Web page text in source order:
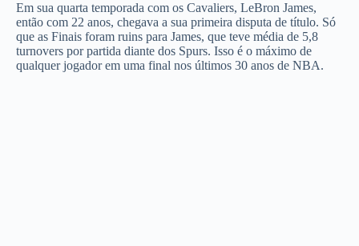
Em sua quarta temporada com os Cavaliers, LeBron James,
então com 22 anos, chegava a sua primeira disputa de título. Só
que as Finais foram ruins para James, que teve média de 5,8
turnovers por partida diante dos Spurs. Isso é o máximo de
qualquer jogador em uma final nos últimos 30 anos de NBA.